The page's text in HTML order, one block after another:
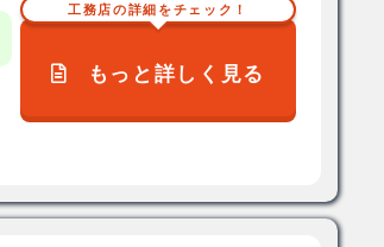
工務店の詳細をチェック！
もっと詳しく見る